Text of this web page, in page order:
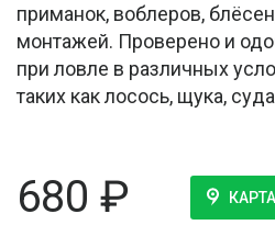
приманок, воблеров,
монтажей. Проверено и
при ловле в различных
таких как лосось, щука,
680 ₽